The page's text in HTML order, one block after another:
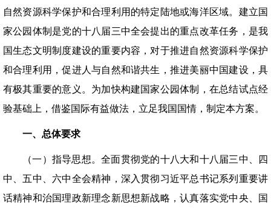
自然资源科学保护和合理利用的特定陆地或海洋区域。建立国
家公园体制是党的十八届三中全会提出的重点改革任务，是我
国生态文明制度建设的重要内容，对于推进自然资源科学保护
和合理利用，促进人与自然和谐共生，推进美丽中国建设，具
有极其重要的意义。为加快构建国家公园体制，在总结试点经
验基础上，借鉴国际有益做法，立足我国国情，制定本方案。
一、总体要求
（一）指导思想。全面贯彻党的十八大和十八届三中、四
中、五中、六中全会精神，深入贯彻习近平总书记系列重要讲
话精神和治国理政新理念新思想新战略，认真落实党中央、国